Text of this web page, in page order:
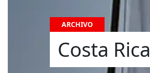
ARCHIVO
Costa Rica